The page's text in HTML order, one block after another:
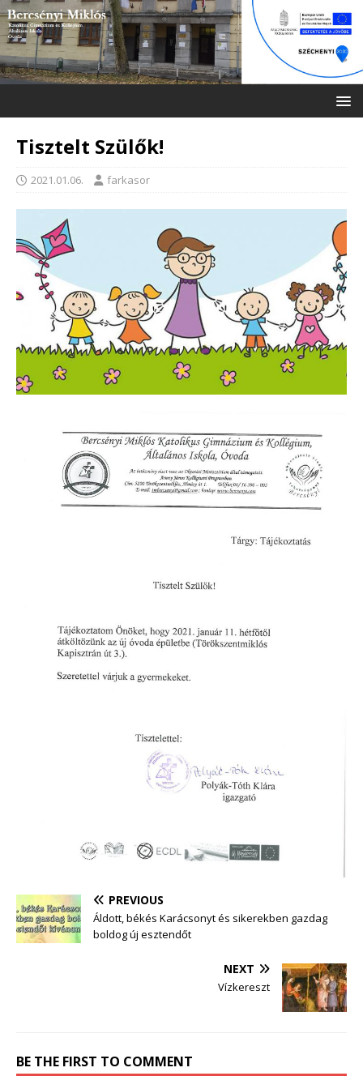
Tisztelt Szülők!
2021.01.06. farkasor
PREVIOUS
Áldott, békés Karácsonyt és sikerekben gazdag
boldog új esztendőt
NEXT
Vízkereszt
BE THE FIRST TO COMMENT